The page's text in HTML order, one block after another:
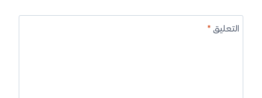
التعليق*